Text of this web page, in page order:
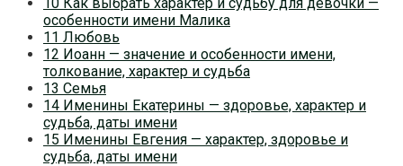
особенности имени Малика
11 Любовь
12 Иоанн — значение и особенности имени,
толкование, характер и судьба
13 Семья
14 Именины Екатерины — здоровье, характер и
судьба, даты имени
15 Именины Евгения — характер, здоровье и
судьба, даты имени